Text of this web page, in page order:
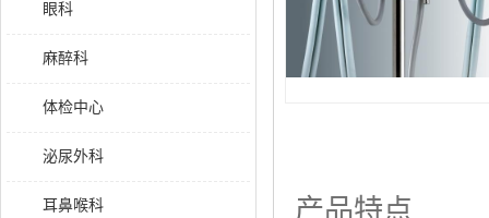
眼科
麻醉科
体检中心
泌尿外科
耳鼻喉科
产品特点